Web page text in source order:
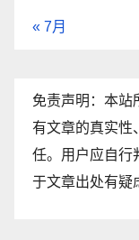
« 7月
免责声明：本站
有文章的真实性
任。用户应自行
于文章出处有疑